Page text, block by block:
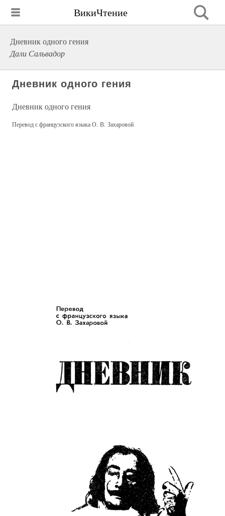
ВикиЧтение
Дневник одного гения
Дали Сальвадор
Дневник одного гения
Дневник одного гения
Перевод с французского языка О. В. Захаровой